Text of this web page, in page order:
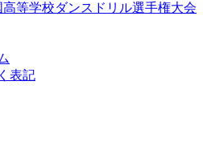
等学校ダンスドリル選手権大会
表記